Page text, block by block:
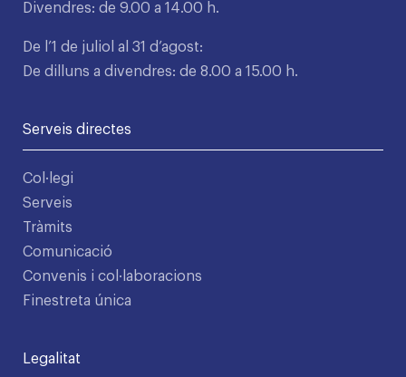
Divendres: de 9.00 a 14.00 h.
De l’1 de juliol al 31 d’agost:
De dilluns a divendres: de 8.00 a 15.00 h.
Serveis directes
Col·legi
Serveis
Tràmits
Comunicació
Convenis i col·laboracions
Finestreta única
Legalitat